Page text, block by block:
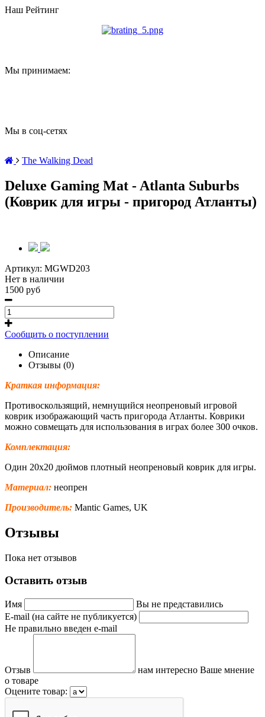
Наш Рейтинг
Мы принимаем:
Мы в соц-сетях
The Walking Dead
Deluxe Gaming Mat - Atlanta Suburbs
(Коврик для игры - пригород Атланты)
Артикул: MGWD203
Нет в наличии
1500 руб
Сообщить о поступлении
Описание
Отзывы (0)
Краткая информация:
Противоскользящий, немнущийся неопреновый игровой
коврик изображающий часть пригорода Атланты. Коврики
можно совмещать для использования в играх более 300 очков.
Комплектация:
Один 20x20 дюймов плотный неопреновый коврик для игры.
Материал: неопрен
Производитель: Mantic Games, UK
Отзывы
Пока нет отзывов
Оставить отзыв
Имя
Вы не представились
E-mail (на сайте не публикуется)
Не правильно введен e-mail
Отзыв
нам интересно Ваше мнение
о товаре
Оцените товар: